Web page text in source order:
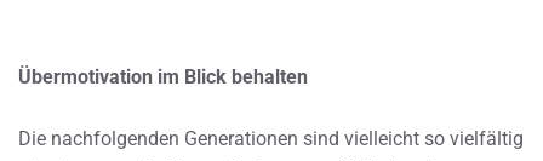
Übermotivation im Blick behalten
Die nachfolgenden Generationen sind vielleicht so vielfältig